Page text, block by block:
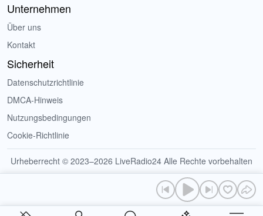
Unternehmen
Über uns
Kontakt
Sicherheit
Datenschutzrichtlinie
DMCA-Hinweis
Nutzungsbedingungen
Cookie-Richtlinie
Urheberrecht © 2023–2026 LiveRadio24 Alle Rechte vorbehalten